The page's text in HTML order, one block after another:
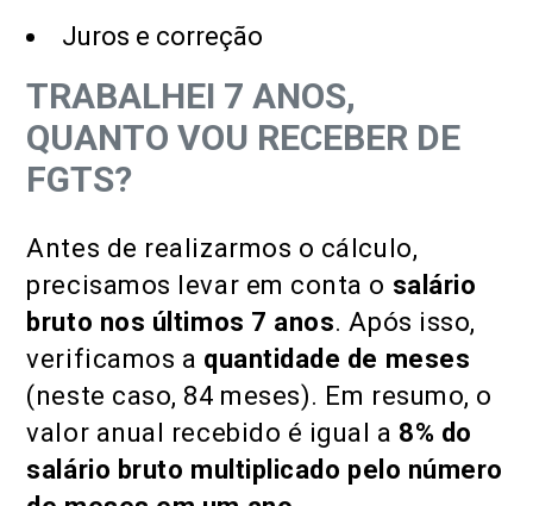
Juros e correção
TRABALHEI 7 ANOS,
QUANTO VOU RECEBER DE
FGTS?
Antes de realizarmos o cálculo,
precisamos levar em conta o salário
bruto nos últimos 7 anos. Após isso,
verificamos a quantidade de meses
(neste caso, 84 meses). Em resumo, o
valor anual recebido é igual a 8% do
salário bruto multiplicado pelo número